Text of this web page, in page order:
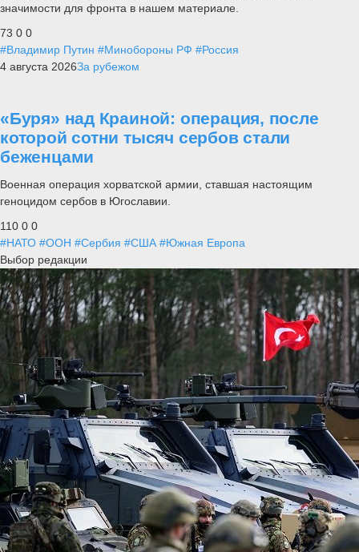
значимости для фронта в нашем материале.
73 0 0
#Владимир Путин #Минобороны РФ #Россия
4 августа 2026За рубежом
«Буря» над Краиной: операция, после
которой сотни тысяч сербов стали
беженцами
Военная операция хорватской армии, ставшая настоящим
геноцидом сербов в Югославии.
110 0 0
#НАТО #ООН #Сербия #США #Южная Европа
Выбор редакции